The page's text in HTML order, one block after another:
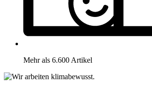
Mehr als 6.600 Artikel